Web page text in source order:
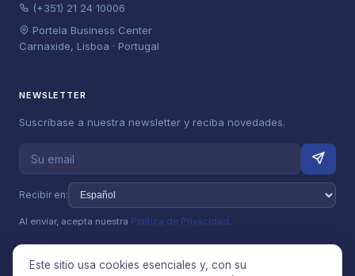
(+351) 21 24 10006
Portela Business Center
Carnaxide, Lisboa · Portugal
NEWSLETTER
Suscríbase a nuestra newsletter y reciba novedades.
Recibir en:
Al enviar, acepta nuestra Política de Privacidad
Este sitio usa cookies esenciales y, con su